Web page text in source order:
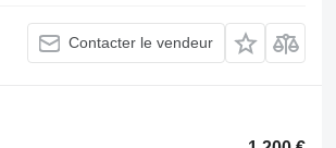
Contacter le vendeur